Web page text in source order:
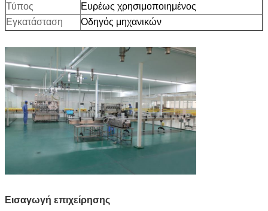
Τύπος
Ευρέως χρησιμοποιημένος
Εγκατάσταση
Οδηγός μηχανικών
Εισαγωγή επιχείρησης